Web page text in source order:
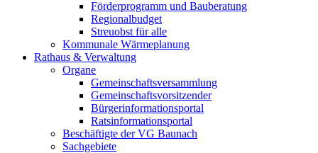
Förderprogramm und Bauberatung
Regionalbudget
Streuobst für alle
Kommunale Wärmeplanung
Rathaus & Verwaltung
Organe
Gemeinschaftsversammlung
Gemeinschaftsvorsitzender
Bürgerinformationsportal
Ratsinformationsportal
Beschäftigte der VG Baunach
Sachgebiete